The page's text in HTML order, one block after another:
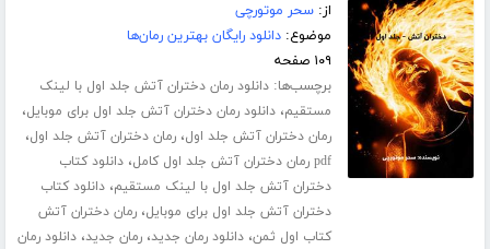
از:سحر موتورچی
موضوع:دانلود رایگان بهترین رمان‌ها
۱۰۹ صفحه
برچسب‌ها:دانلود رمان دختران آتش جلد اول با لینک
مستقیم،دانلود رمان دختران آتش جلد اول برای موبایل،
رمان دختران آتش جلد اول،رمان دختران آتش جلد اول،
pdf رمان دختران آتش جلد اول کامل ،دانلود کتاب
دختران آتش جلد اول با لینک مستقیم،دانلود کتاب
دختران آتش جلد اول برای موبایل،رمان دختران آتش
کتاب اول ثمن،دانلود رمان جدید،رمان جدید،دانلود رمان